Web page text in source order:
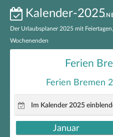
Kalender-2025
Der Urlaubsplaner 2025 mit
Wochenenden
Ferien 2025 nach
Feiertage 2025
Ferien
Ferien Bremen
Im Kalender 2025
gesetzliche Feiertage
Januar